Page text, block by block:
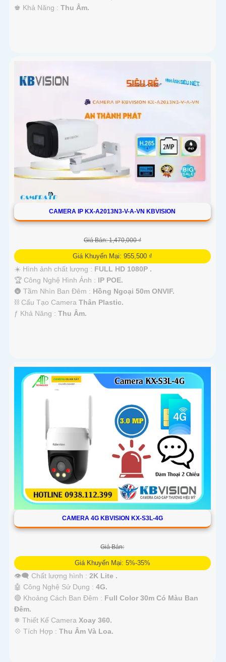
️♚ Khả Năng : Thu Âm.
CAMERA IP KX-A2013N3-V-A-VN KBVISION
Giá Bán: 1,470,000 ₫
Giá Khuyến Mại: 955,500 ₫
☀️ Hình ảnh chất lượng : FULL HD 1080P .
🏆 Công Nghệ Hình Ảnh : IP POE.
🌚 Tầm Nhìn Ban Đêm : Hồng Ngoại 50m ONVIF.
⛓ Cấu Tạo Camera Thân Plastic.
️ƒ Khả Năng : Thu Âm.
CAMERA 4G KBVISION KX-S3L-4G
Giá Bán:
Giá Khuyến Mại: 5%-35%
👁️‍🗨 Chất lượng hình : 2K Lite .
🤖️ Công Nghệ Sử Dụng : 4G.
🔴 Khoảng Cách Ban Đêm : Full Color 30m Có Màu Ban
Ðêm.
❄ Thiết Kế Camera Xoay 360.
️💠 Tích Hợp : Thu Âm Và Loa.